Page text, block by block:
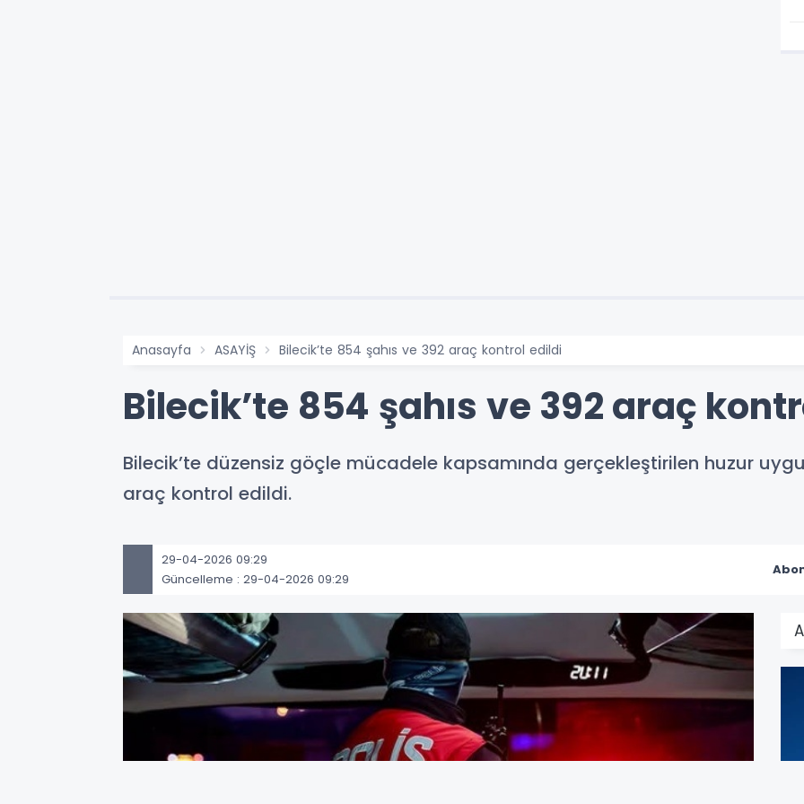
Anasayfa ASAYİŞ Bilecik’te 854 şahıs ve 392 araç kontrol edildi
Bilecik’te 854 şahıs ve 392 araç
Bilecik’te düzensiz göçle mücadele kapsamında gerçekleştirilen huzur
araç kontrol edildi.
29-04-2026 09:29
Güncelleme : 29-04-2026 09:29